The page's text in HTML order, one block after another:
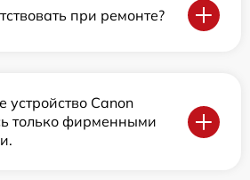
при ремонте?
устройство Canon
только фирменными